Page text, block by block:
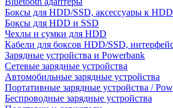
Боксы для HDD/SSD, аксессуары к
Боксы для HDD и SSD
Чехлы и сумки для HDD
Кабели для боксов HDD/SSD,
Зарядные устройства и Powerbank
Сетевые зарядные устройства
Автомобильные зарядные устройства
Портативные зарядные устройства /
Беспроводные зарядные устройства